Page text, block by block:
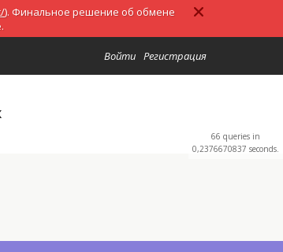
). Финальное решение об обмене
Регистрация
Войти
66 queries in
0,2376670837 seconds.